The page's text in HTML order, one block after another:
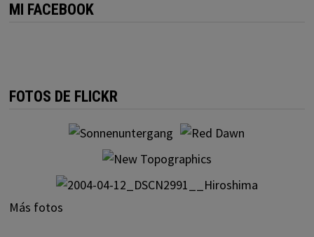
MI FACEBOOK
FOTOS DE FLICKR
Más fotos